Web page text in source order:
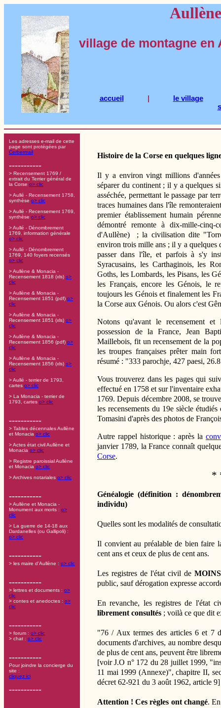
village de montagne en
accueil | le village
Les adresses e-mail de cette
page sont protégées par
Cerbermail
-----------
> Recensement 1769 /
extrait du Terrier général de
la Corse o> clic
> Aullé - Recensement 1758,
synthèse o> clic
> Aullé - Recensement 1769,
synthèse o> clic
> Aullé - Dénombrement
1769, information générale
o> clic
> Aullé - Dénombrement
1769, 140 foyers recensés
o> clic
> Aullène & Monacia -
Recensement 1818 (xls) o>
clic
> Aullène & Monacia -
Recensement 1851 (pdf) o>
clic
> Aullène & Monacia -
Recensement 1851 (xls) o>
clic
> Aullène & Monacia -
Recensement 1856 (pdf) o>
clic
> Aullène & Monacia -
Recensement 1856 (xls) o>
clic
> Aullé - terrier de 1793,
cartes o> clic
> La Monacia - terrier de
1793, cartes o> clic
-----------
> Tables décennales Aullène
et Monacia o> clic
> Actes état civil Aullène et
Monacia o> clic
> Registre paroissial Aullène
et Monacia o> clic
> Archives notariales o> clic
-----------
> Aullène et Monacia -
Monument aux morts : o>
clic
> La guerre de 14-18 aux
Dardanelles (ou Gallipoli) :
o> clic
-----------
> les maire d'Aullène : o> clic
-----------
> lettres et documents : o>
clic
> contes et anedoctes : o>
clic
-----------
> forum : o> clic
> chat : o> clic
-----------
Pour joindre la concierge du
site :
cliquez ici
-----------
Histoire de la Corse en quelques
Il y a environ vingt millions
séparer du continent ; il y a quelques
asséchée, permettant le passage par
traces humaines dans l'île
premier établissement humain
démontré remonte à dix-mille-cinq-
d'Aullène) ; la civilisation dite
environ trois mille ans ; il y a quelques
passer dans l'île, et parfois à s'y
Syracusains, les Carthaginois, les
Goths, les Lombards, les Pisans, les
les Français, encore les Génois, le
toujours les Génois et finalement les
la Corse aux Génois. Ou alors c'est
Notons qu'avant le recensement
possession de la France, Jean
Maillebois, fit un recensement de la
les troupes françaises prêter main
résumé : "333 parochje, 427 paesi,
Vous trouverez dans les pages qui
effectué en 1758 et sur l'inventaire
1769. Depuis décembre 2008, se
les recensements du 19e siècle
Tomasini d'après des photos de
Autre rappel historique : après la
janvier 1789, la France connaît
Corse.
*
Généalogie (définition :
individu)
Quelles sont les modalités de
Il convient au préalable de bien faire
cent ans et ceux de plus de cent ans.
Les registres de l'état civil de MOINS
public, sauf dérogation expresse
En revanche, les registres de l'état
librement consultés ; voilà ce que dit
"76 / Aux termes des articles 6 et 7
documents d'archives, au nombre
de plus de cent ans, peuvent être
[voir J.O n° 172 du 28 juillet 1999,
11 mai 1999 (Annexe)", chapitre II,
décret 62-921 du 3 août 1962, article 9]
Attention ! Ces règles ont changé.